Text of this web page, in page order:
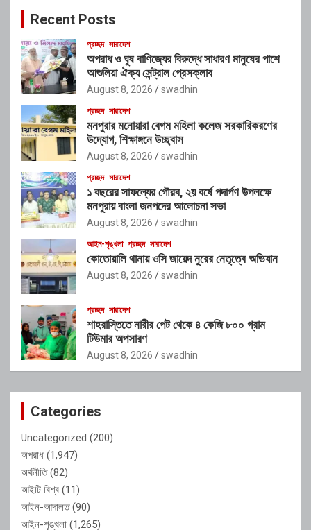
Recent Posts
প্রচ্ছদ সারাদেশ
অপরাধ ও ঘুষ বাণিজ্যের বিরুদ্ধে সাধারণ মানুষের পাশে
আশুলিয়া ঐক্য সেন্ট্রাল প্রেসক্লাব
August 8, 2026 swadhin
প্রচ্ছদ সারাদেশ
মনপুরার মনোয়ারা বেগম মহিলা কলেজ সরকারিকরণের
উদ্যোগ, শিক্ষাঙ্গনে উচ্ছ্বাস
August 8, 2026 swadhin
প্রচ্ছদ সারাদেশ
১ বছরের সাফল্যের গৌরব, ২য় বর্ষে পদার্পণ উপলক্ষে
মনপুরায় বাংলা জনপদের আলোচনা সভা
August 8, 2026 swadhin
আইন-শৃঙ্খলা প্রচ্ছদ সারাদেশ
কোতোয়ালি থানায় ওসি জায়েদ নুরের নেতৃত্বে অভিযান
August 8, 2026 swadhin
প্রচ্ছদ সারাদেশ
শাহরাস্তিতে নারীর পেট থেকে ৪ কেজি ৮০০ গ্রাম
টিউমার অপসারণ
August 8, 2026 swadhin
Categories
Uncategorized (200)
অপরাধ (1,947)
অর্থনীতি(82)
আইটি বিশ্ব (11)
আইন-আদালত(90)
আইন-শৃঙ্খলা (1,265)